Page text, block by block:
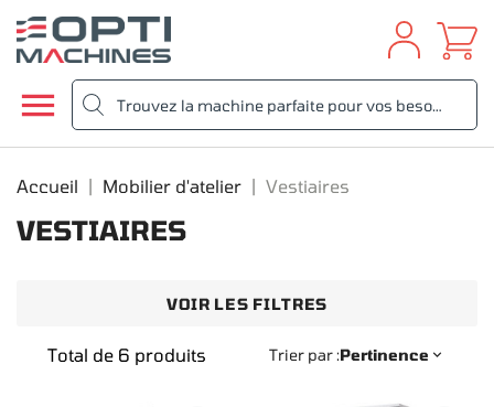

Accueil Mobilier d'atelier Vestiaires
VESTIAIRES
VOIR LES FILTRES
Trier par :Pertinence 
Total de 6 produits